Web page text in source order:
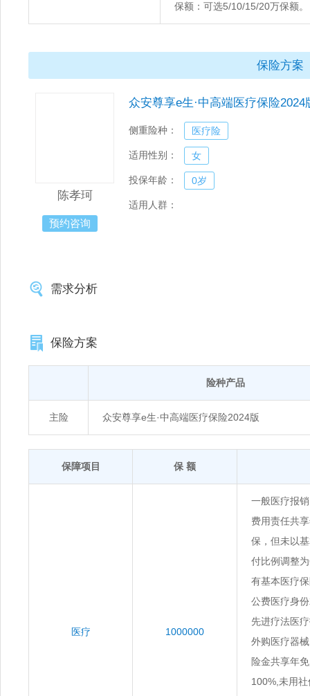
保额：可选5/10/15/20万保额。
保险方案
陈孝珂
预约咨询
众安尊享e生·中高端医疗保险2024
侧重险种： 医疗险
适用性别： 女
投保年龄： 0岁
适用人群：
需求分析
保险方案
险种产品
主险 众安尊享e生·中高端医疗保险2024版
保障项目 保 额
医疗 1000000
一般医疗报
费用责任共
保，但未以
付比例调整
有基本医疗
公费医疗身
先进疗法医
外购医疗器
险金共享年
100%,未用